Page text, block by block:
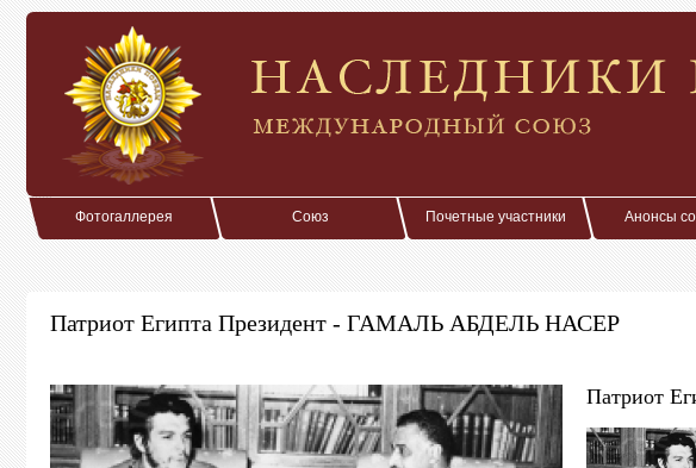
Фотогаллерея Союз Почетные участники Анонсы
Патриот Египта Президент - ГАМАЛЬ АБДЕЛЬ НАСЕР
Патриот